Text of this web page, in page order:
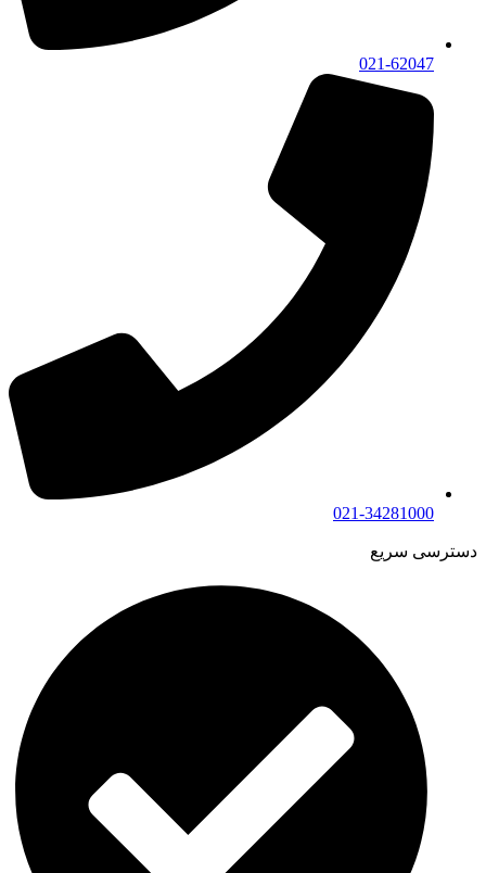
021-62047
021-34281000
دسترسی سریع